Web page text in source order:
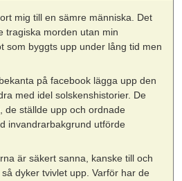
mig till en sämre människa. Det
tragiska morden utan min
som byggts upp under lång tid men
på facebook lägga upp den
med idel solskenshistorier. De
de ställde upp och ordnade
invandrarbakgrund utförde
är säkert sanna, kanske till och
dyker tvivlet upp. Varför har de